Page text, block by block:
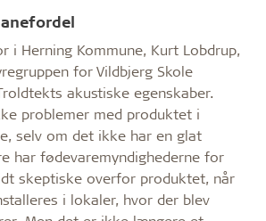
i Herning Kommune, Kurt Lobdrup,
for Vildbjerg Skole
akustiske egenskaber.
problemer med produktet i
selv om det ikke har en glat
har fødevaremyndighederne for
skeptiske overfor produktet, når
i lokaler, hvor der blev